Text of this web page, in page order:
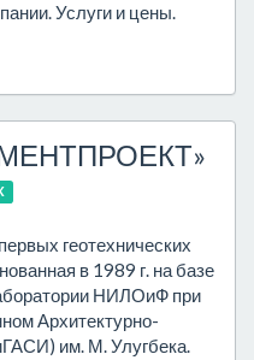
Услуги и цены.
геотехнических
в 1989 г. на базе
НИЛОиФ при
Архитектурно-
им. М. Улугбека.